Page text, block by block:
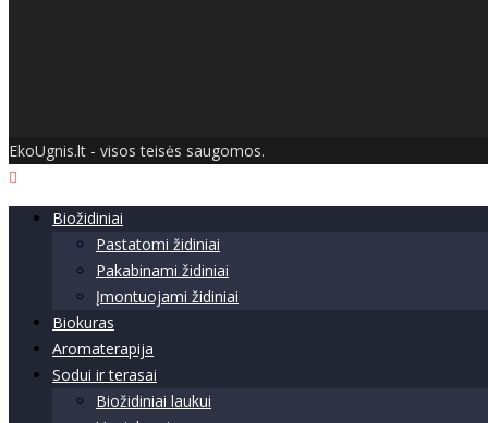
EkoUgnis.lt - visos teisės saugomos.
Biožidiniai
Pastatomi židiniai
Pakabinami židiniai
Įmontuojami židiniai
Biokuras
Aromaterapija
Sodui ir terasai
Biožidiniai laukui